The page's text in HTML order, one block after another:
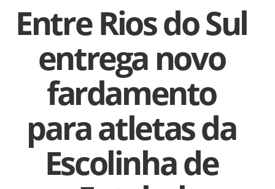
Entre Rios do Sul
entrega novo
fardamento
para atletas da
Escolinha de